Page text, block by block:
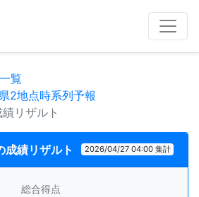
覧
2地点時系列予報
リザルト
成績リザルト 2026/04/27 04:00 集計
総合得点